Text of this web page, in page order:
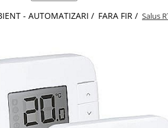
- AUTOMATIZARI / FARA FIR / Salus